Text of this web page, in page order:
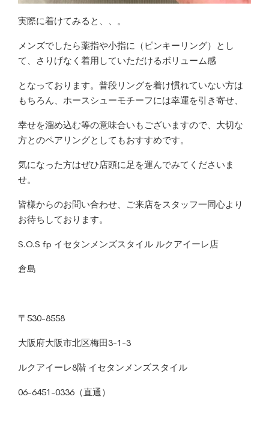
実際に着けてみると、、。
メンズでしたら薬指や小指に（ピンキーリング）とし
て、さりげなく着用していただけるボリューム感
となっております。普段リングを着け慣れていない方は
もちろん、ホースシューモチーフには幸運を引き寄せ、
幸せを溜め込む等の意味合いもございますので、大切な
方とのペアリングとしてもおすすめです。
気になった方はぜひ店頭に足を運んでみてくださいま
せ。
皆様からのお問い合わせ、ご来店をスタッフ一同心より
お待ちしております。
S.O.S fp イセタンメンズスタイル ルクアイーレ店
倉島
〒530-8558
大阪府大阪市北区梅田3-1-3
ルクアイーレ8階 イセタンメンズスタイル
06-6451-0336（直通）